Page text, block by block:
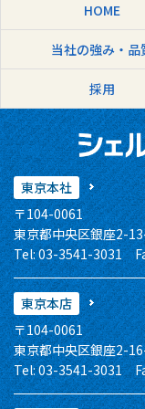
HOME
当社の強み・品
採用
東京本社
〒104-0061
東京都中央区銀座2-
Tel: 03-3541-3031
東京本店
〒104-0061
東京都中央区銀座2-
Tel: 03-3541-3031